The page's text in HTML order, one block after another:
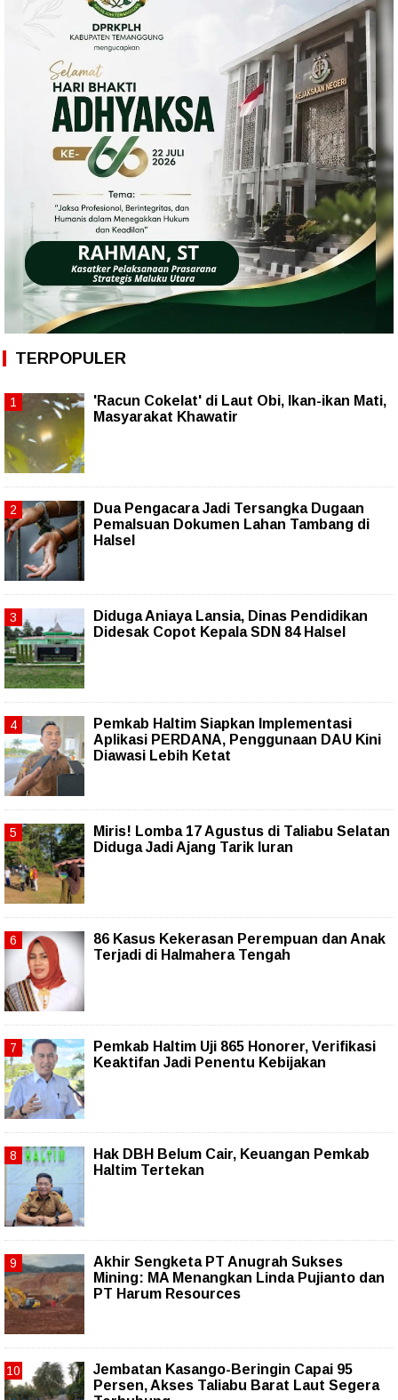
TERPOPULER
'Racun Cokelat' di Laut Obi, Ikan-ikan Mati,
Masyarakat Khawatir
Dua Pengacara Jadi Tersangka Dugaan
Pemalsuan Dokumen Lahan Tambang di
Halsel
Diduga Aniaya Lansia, Dinas Pendidikan
Didesak Copot Kepala SDN 84 Halsel
Pemkab Haltim Siapkan Implementasi
Aplikasi PERDANA, Penggunaan DAU Kini
Diawasi Lebih Ketat
Miris! Lomba 17 Agustus di Taliabu Selatan
Diduga Jadi Ajang Tarik Iuran
86 Kasus Kekerasan Perempuan dan Anak
Terjadi di Halmahera Tengah
Pemkab Haltim Uji 865 Honorer, Verifikasi
Keaktifan Jadi Penentu Kebijakan
Hak DBH Belum Cair, Keuangan Pemkab
Haltim Tertekan
Akhir Sengketa PT Anugrah Sukses
Mining: MA Menangkan Linda Pujianto dan
PT Harum Resources
Jembatan Kasango-Beringin Capai 95
Persen, Akses Taliabu Barat Laut Segera